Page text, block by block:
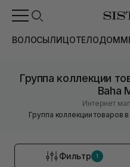
ВОЛОСЫЛИЦОТЕЛОДОМ
Группа коллекции
Baha
Интернет
Группа коллекции товаров
Фильтр 1